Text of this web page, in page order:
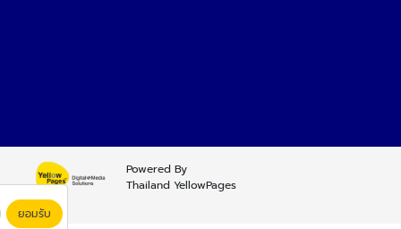
Powered By
Thailand YellowPages
ยอมรับ